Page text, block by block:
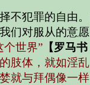
不犯罪的自由
们对服从的意
个世界” 【罗马书
肢体，就如淫乱
就与拜偶像一